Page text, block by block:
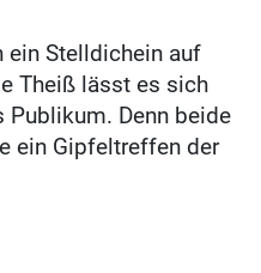
ein Stelldichein auf
Theiß lässt es sich
Publikum. Denn beide
ein Gipfeltreffen der